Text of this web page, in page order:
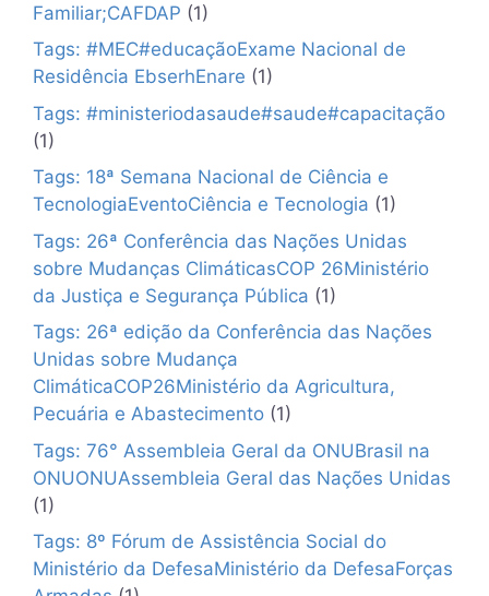
Familiar;CAFDAP (1)
Tags: #MEC#educaçãoExame Nacional de
Residência EbserhEnare (1)
Tags: #ministeriodasaude#saude#capacitação
(1)
Tags: 18ª Semana Nacional de Ciência e
TecnologiaEventoCiência e Tecnologia (1)
Tags: 26ª Conferência das Nações Unidas
sobre Mudanças ClimáticasCOP 26Ministério
da Justiça e Segurança Pública (1)
Tags: 26ª edição da Conferência das Nações
Unidas sobre Mudança
ClimáticaCOP26Ministério da Agricultura,
Pecuária e Abastecimento (1)
Tags: 76° Assembleia Geral da ONUBrasil na
ONUONUAssembleia Geral das Nações Unidas
(1)
Tags: 8º Fórum de Assistência Social do
Ministério da DefesaMinistério da DefesaForças